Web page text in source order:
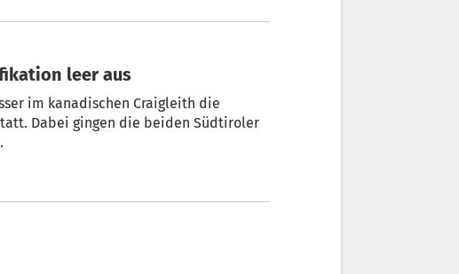
leer aus
im kanadischen Craigleith die
Dabei gingen die beiden Südtiroler